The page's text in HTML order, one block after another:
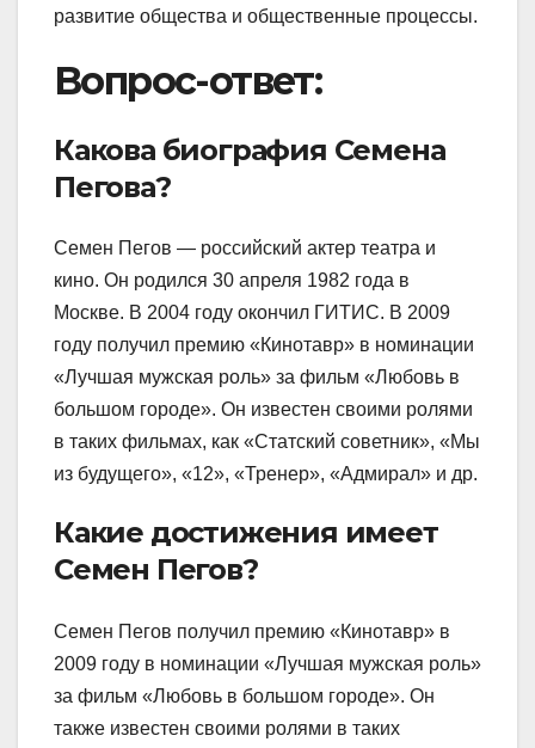
развитие общества и общественные процессы.
Вопрос-ответ:
Какова биография Семена
Пегова?
Семен Пегов — российский актер театра и
кино. Он родился 30 апреля 1982 года в
Москве. В 2004 году окончил ГИТИС. В 2009
году получил премию «Кинотавр» в номинации
«Лучшая мужская роль» за фильм «Любовь в
большом городе». Он известен своими ролями
в таких фильмах, как «Статский советник», «Мы
из будущего», «12», «Тренер», «Адмирал» и др.
Какие достижения имеет
Семен Пегов?
Семен Пегов получил премию «Кинотавр» в
2009 году в номинации «Лучшая мужская роль»
за фильм «Любовь в большом городе». Он
также известен своими ролями в таких